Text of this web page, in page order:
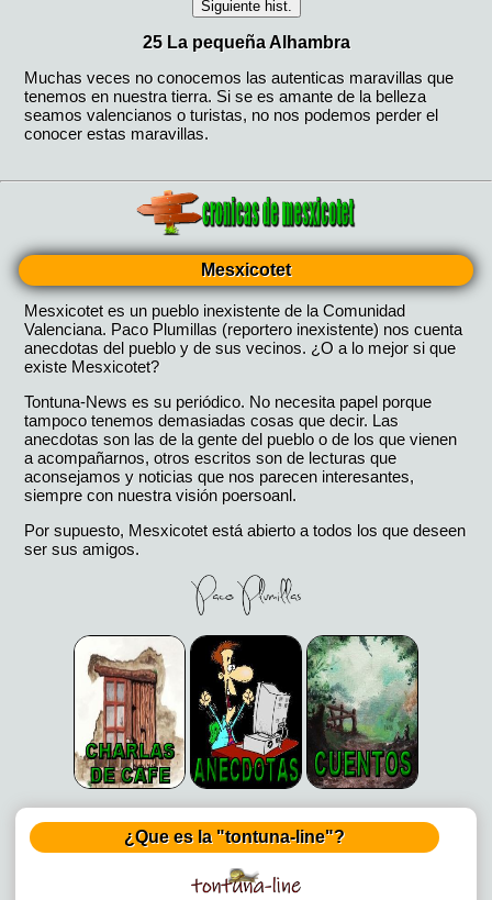
Mesxicotet
Mesxicotet es un pueblo inexistente de la Comunidad
Valenciana. Paco Plumillas (reportero inexistente) nos cuenta
anecdotas del pueblo y de sus vecinos. ¿O a lo mejor si que
existe Mesxicotet?
Tontuna-News es su periódico. No necesita papel porque
tampoco tenemos demasiadas cosas que decir. Las
anecdotas son las de la gente del pueblo o de los que vienen
a acompañarnos, otros escritos son de lecturas que
aconsejamos y noticias que nos parecen interesantes,
siempre con nuestra visión poersoanl.
Por supuesto, Mesxicotet está abierto a todos los que deseen
ser sus amigos.
¿Que es la "tontuna-line"?